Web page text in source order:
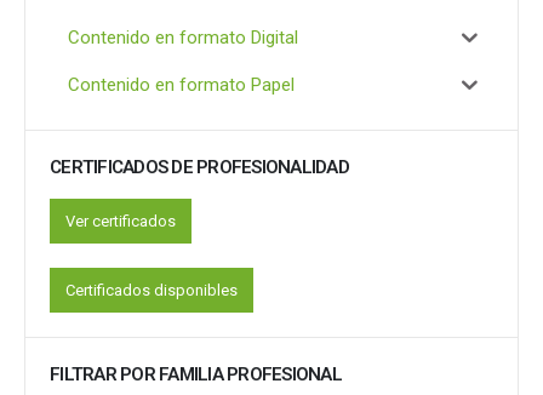
Contenido en formato Digital
Contenido en formato Papel
CERTIFICADOS DE PROFESIONALIDAD
Ver certificados
Certificados disponibles
FILTRAR POR FAMILIA PROFESIONAL